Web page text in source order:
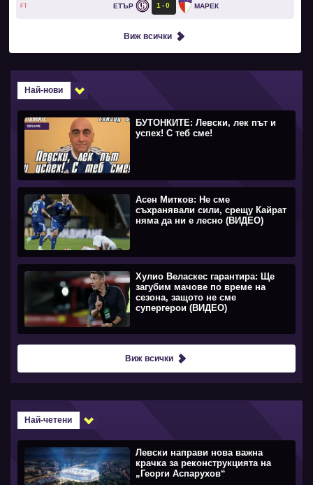
FT ЕТЪР 1 0 МАРЕК
Виж всички
Най-нови
БУТОНКИТЕ: Левски, лек път и
успех! С теб сме!
Асен Митков: Не сме
съхранявали сили, срещу Кайрат
няма да ни е лесно (ВИДЕО)
Хулио Веласкес гарантира: Ще
загубим мачове по време на
сезона, защото не сме
супергерои (ВИДЕО)
Виж всички
Най-четени
Левски направи нова важна
крачка за реконструкцията на
„Георги Аспарухов“